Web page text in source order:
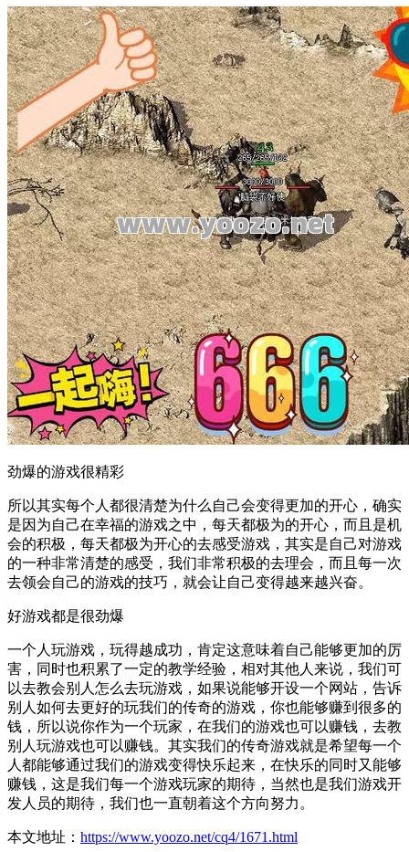
劲爆的游戏很精彩
所以其实每个人都很清楚为什么自己会变得更加的开心，确实
是因为自己在幸福的游戏之中，每天都极为的开心，而且是机
会的积极，每天都极为开心的去感受游戏，其实是自己对游戏
的一种非常清楚的感受，我们非常积极的去理会，而且每一次
去领会自己的游戏的技巧，就会让自己变得越来越兴奋。
好游戏都是很劲爆
一个人玩游戏，玩得越成功，肯定这意味着自己能够更加的厉
害，同时也积累了一定的教学经验，相对其他人来说，我们可
以去教会别人怎么去玩游戏，如果说能够开设一个网站，告诉
别人如何去更好的玩我们的传奇的游戏，你也能够赚到很多的
钱，所以说你作为一个玩家，在我们的游戏也可以赚钱，去教
别人玩游戏也可以赚钱。其实我们的传奇游戏就是希望每一个
人都能够通过我们的游戏变得快乐起来，在快乐的同时又能够
赚钱，这是我们每一个游戏玩家的期待，当然也是我们游戏开
发人员的期待，我们也一直朝着这个方向努力。
本文地址： https://www.yoozo.net/cq4/1671.html